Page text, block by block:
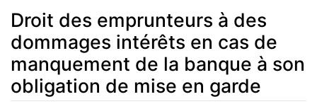
Droit des emprunteurs à des
dommages intérêts en cas de
manquement de la banque à son
obligation de mise en garde